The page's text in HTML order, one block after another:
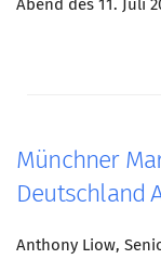
Abend des 11. Juli
Münchner
Deutschland
Anthony Liow,